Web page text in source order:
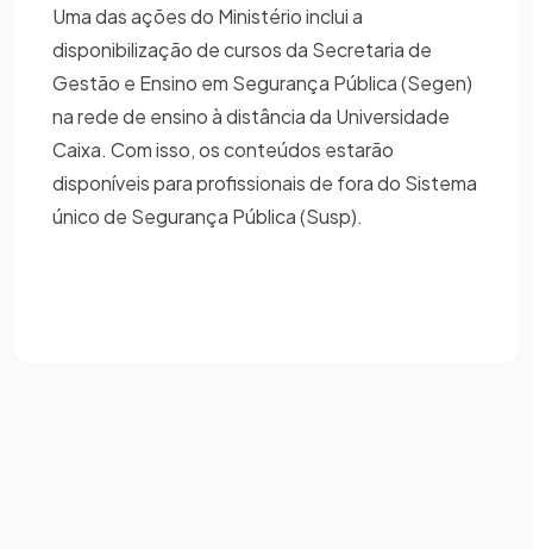
Uma das ações do Ministério inclui a
disponibilização de cursos da Secretaria de
Gestão e Ensino em Segurança Pública (Segen)
na rede de ensino à distância da Universidade
Caixa. Com isso, os conteúdos estarão
disponíveis para profissionais de fora do Sistema
único de Segurança Pública (Susp).